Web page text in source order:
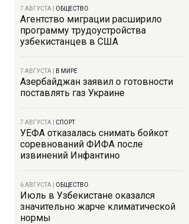
7 АВГУСТА ОБЩЕСТВО
Агентство миграции расширило
программу трудоустройства
узбекистанцев в США
7 АВГУСТА В МИРЕ
Азербайджан заявил о готовности
поставлять газ Украине
7 АВГУСТА СПОРТ
УЕФА отказалась снимать бойкот
соревнований ФИФА после
извинений Инфантино
6 АВГУСТА ОБЩЕСТВО
Июль в Узбекистане оказался
значительно жарче климатической
нормы